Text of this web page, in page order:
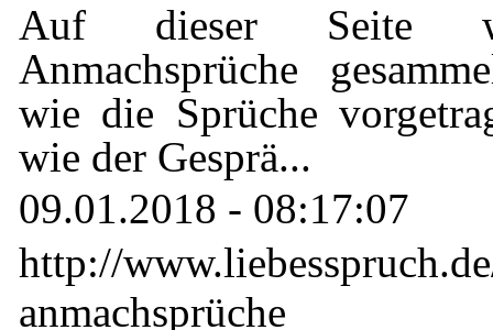
Auf dieser Seite
Anmachsprüche
wie die Sprüche
wie der Gesprä...
09.01.2018 - 08:17:07
http://
anmachsprüche